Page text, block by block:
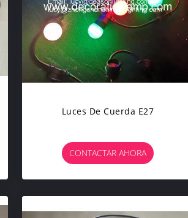
Luces De Cuerda E27
CONTACTAR AHORA